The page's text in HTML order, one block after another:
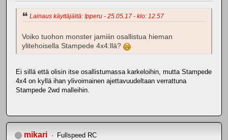
Lainaus käyttäjältä: Ipperu - 25.05.17 - klo: 12.57
Voiko tuohon monster jamiiin osallistua hieman
ylitehoisella Stampede 4x4:llä?
Ei sillä että olisin itse osallistumassa karkeloihin, mutta Stampede
4x4 on kyllä ihan ylivoimainen ajettavuudeltaan verrattuna
Stampede 2wd malleihin.
mikari Fullspeed RC